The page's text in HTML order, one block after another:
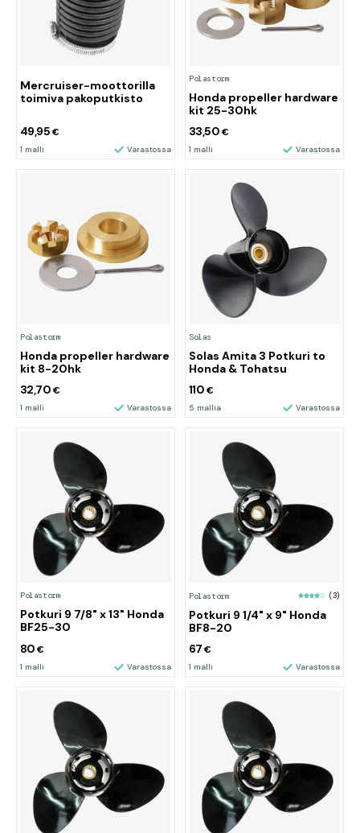
Mercruiser-moottorilla
toimiva pakoputkisto
49,95 €
1 malli Varastossa
Polastorm
Honda propeller hardware
kit 25-30hk
33,50 €
1 malli Varastossa
Polastorm
Honda propeller hardware
kit 8-20hk
32,70 €
1 malli Varastossa
Solas
Solas Amita 3 Potkuri to
Honda & Tohatsu
110 €
5 mallia Varastossa
Polastorm
Potkuri 9 7/8" x 13" Honda
BF25-30
80€
1 malli Varastossa
Polastorm (3)
Potkuri 9 1/4" x 9" Honda
BF8-20
67€
1 malli Varastossa